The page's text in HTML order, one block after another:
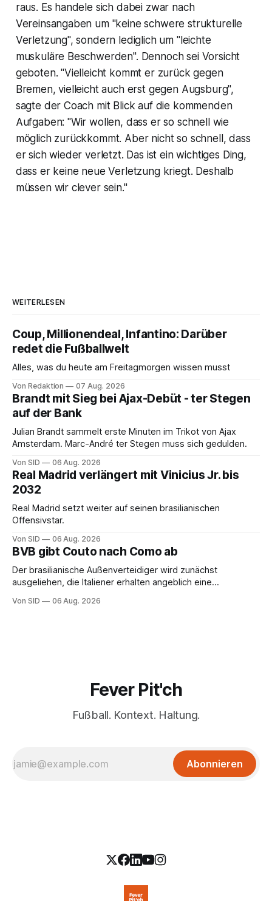
raus. Es handele sich dabei zwar nach
Vereinsangaben um "keine schwere strukturelle
Verletzung", sondern lediglich um "leichte
muskuläre Beschwerden". Dennoch sei Vorsicht
geboten. "Vielleicht kommt er zurück gegen
Bremen, vielleicht auch erst gegen Augsburg",
sagte der Coach mit Blick auf die kommenden
Aufgaben: "Wir wollen, dass er so schnell wie
möglich zurückkommt. Aber nicht so schnell, dass
er sich wieder verletzt. Das ist ein wichtiges Ding,
dass er keine neue Verletzung kriegt. Deshalb
müssen wir clever sein."
WEITERLESEN
Coup, Millionendeal, Infantino: Darüber
redet die Fußballwelt
Alles, was du heute am Freitagmorgen wissen musst
Von Redaktion 07 Aug. 2026
Brandt mit Sieg bei Ajax-Debüt - ter Stegen
auf der Bank
Julian Brandt sammelt erste Minuten im Trikot von Ajax
Amsterdam. Marc-André ter Stegen muss sich gedulden.
Von SID 06 Aug. 2026
Real Madrid verlängert mit Vinicius Jr. bis
2032
Real Madrid setzt weiter auf seinen brasilianischen
Offensivstar.
Von SID 06 Aug. 2026
BVB gibt Couto nach Como ab
Der brasilianische Außenverteidiger wird zunächst
ausgeliehen, die Italiener erhalten angeblich eine
Von SID 06 Aug. 2026
Fever Pit'ch
Fußball. Kontext. Haltung.
Abonnieren